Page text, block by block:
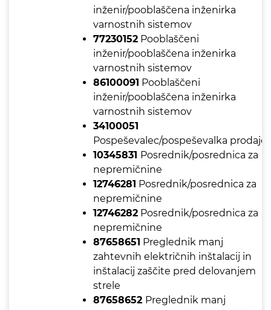
inženir/pooblaščena inženirka
varnostnih sistemov
77230152 Pooblaščeni
inženir/pooblaščena inženirka
varnostnih sistemov
86100091 Pooblaščeni
inženir/pooblaščena inženirka
varnostnih sistemov
34100051
Pospeševalec/pospeševalka prodaje
10345831 Posrednik/posrednica za
nepremičnine
12746281 Posrednik/posrednica za
nepremičnine
12746282 Posrednik/posrednica za
nepremičnine
87658651 Preglednik manj
zahtevnih električnih inštalacij in
inštalacij zaščite pred delovanjem
strele
87658652 Preglednik manj